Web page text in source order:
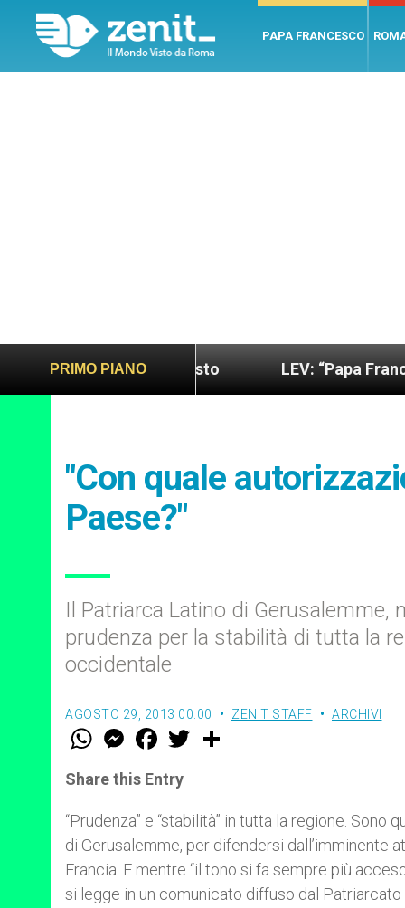
PAPA FRANCESCO
PRIMO PIANO
più sano e giusto LEV: “Papa Francesco.
"Con quale
Paese?"
Il Patriarca Latino di Gerusalemme,
prudenza per la stabilità di tutta la
occidentale
AGOSTO 29, 2013 00:00 ZENIT STAFF ARCHIVI
W
t
s
p
p
M
e
s
e
g
e
r
F
a
e
b
o
k
w
r
Share this Entry
“Prudenza” e “stabilità” in tutta la regione.
di Gerusalemme, per difendersi dall’imminente
Francia. E mentre “il tono si fa sempre più
si legge in un comunicato diffuso dal